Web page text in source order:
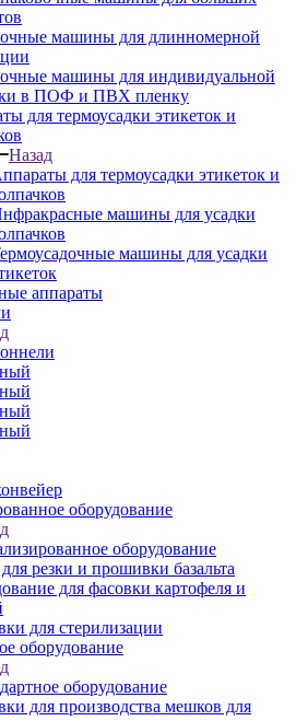
машины для длинномерной
машины для индивидуальной
в ПОФ и ПВХ пленку
для термоусадки этикеток и
Назад
для термоусадки этикеток и
машины для усадки
машины для усадки
аппараты
оборудование
оборудование
резки и прошивки базальта
для фасовки картофеля и
для стерилизации
оборудование
оборудование
для производства мешков для